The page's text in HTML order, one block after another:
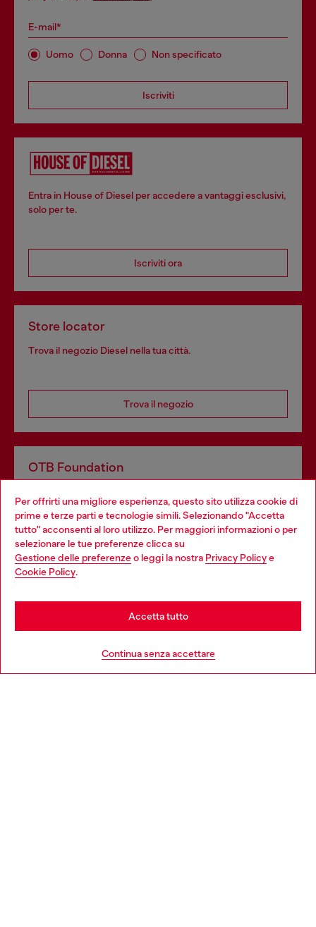
Per offrirti una migliore esperienza, questo sito utilizza cookie di
prime e terze parti e tecnologie simili. Selezionando "Accetta
tutto" acconsenti al loro utilizzo. Per maggiori informazioni o per
selezionare le tue preferenze clicca su
Gestione delle preferenzeo leggi la nostra Privacy Policye
Cookie Policy.
Continua senza accettare
Accetta tutto
E-mail*
Uomo Donna Non specificato
Iscriviti
Entra in House of Diesel per accedere a vantaggi esclusivi,
solo per te.
Iscriviti ora
Store locator
Trova il negozio Diesel nella tua città.
Trova il negozio
OTB Foundation
profit del gruppo OTB che sostiene progetti concreti per
giovani, donne, inclusione ed emergenze in tutto il mondo.
Choose your location
You are currently browsing Italia website, but it seems you may
be based in United States